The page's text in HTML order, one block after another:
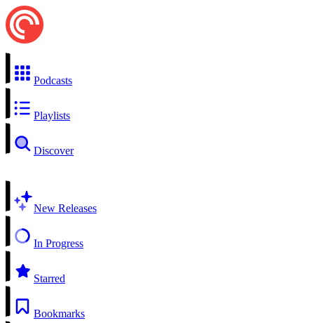
Podcasts
Playlists
Discover
New Releases
In Progress
Starred
Bookmarks